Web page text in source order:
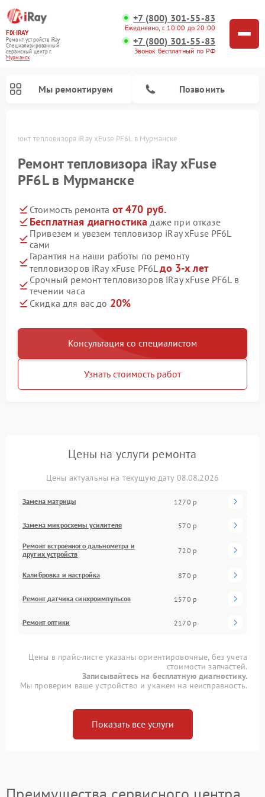
FIX-IRAY
Ремонт устройств iRay
Специализированный
cервисный центр г.
Мурманск
+7 (800) 301-55-83
Ежедневно, с 10:00 до 20:00
+7 (800) 301-55-83
Звонок бесплатный по РФ
Мы ремонтируем Позвонить
Ремонт тепловизора iRay xFuse PF6L в Мурманске
Ремонт тепловизора iRay xFuse
PF6L в Мурманске
Стоимость ремонта от 470 руб.
Бесплатная диагностика даже при отказе
Привезем и увезем тепловизор iRay xFuse PF6L
сами
Гарантия на наши работы по ремонту
тепловизоров iRay xFuse PF6Lдо 3-х лет
Срочный ремонт тепловизоров iRay xFuse PF6L в
течении часа
Скидка для вас до 20%
Консультация со специалистом
Узнать стоимость работ
Цены на услуги ремонта
Цены актуальны на текущую дату 08.08.2026
Замена матрицы 1270 р
Замена микросхемы усилителя 570 р
Ремонт встроенного дальнометра и
других устройств
720 р
Калибровка и настройка 870 р
Ремонт датчика синхроимпульсов 1570 р
Ремонт оптики 2170 р
Цены в прайс-листе указаны ориентировочные, без учета
стоимости запчастей.
Записывайтесь на бесплатную диагностику.
Мы проверим ваше устройство и укажем на неисправность.
Показать все услуги